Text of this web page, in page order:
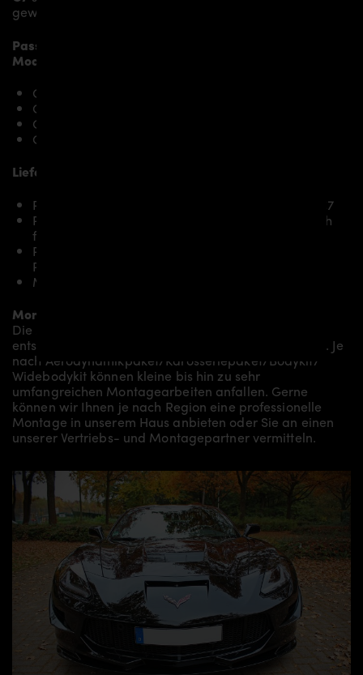
gewissen Hauch von Rennsport-Flair.
Passend bei folgenden Chevrolet Corvette C7
Modellen:
Corvette Z06
Corvette Z06 Convertible
Corvette Z07
Corvette Z07 Convertible
Lieferumfang, Ausführung:
PDR700 Frontstoßstange für Chevrolet Corvette C7
PDR700 Frontspoiler Lippe passend ausschließlich
für PDR700 Frontstoßstange
PDR700 Cupwings passend ausschließlich für
PDR700 Frontstoßstange
Montagematerial (auf spezielle Anfrage)
Montage:
Die Montage empfehlen wir grundsätzlich durch
entsprechendes Fachpersonal durchführen zu lassen. Je
nach Aerodynamikpaket/ Karosseriepaket/Bodykit/
Widebodykit können kleine bis hin zu sehr
umfangreichen Montagearbeiten anfallen. Gerne
können wir Ihnen je nach Region eine professionelle
Montage in unserem Haus anbieten oder Sie an einen
unserer Vertriebs- und Montagepartner vermitteln.